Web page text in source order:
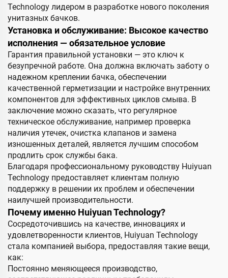
Technology лидером в разработке нового поколения
унитазных бачков.
Установка и обслуживание: Высокое качество
исполнения — обязательное условие
Гарантия правильной установки — это ключ к
безупречной работе. Она должна включать заботу о
надежном креплении бачка, обеспечении
качественной герметизации и настройке внутренних
компонентов для эффективных циклов смыва. В
заключение можно сказать, что регулярное
техническое обслуживание, например проверка
наличия утечек, очистка клапанов и замена
изношенных деталей, является лучшим способом
продлить срок службы бака.
Благодаря профессиональному руководству Huiyuan
Technology предоставляет клиентам полную
поддержку в решении их проблем и обеспечении
наилучшей производительности.
Почему именно Huiyuan Technology?
Сосредоточившись на качестве, инновациях и
удовлетворенности клиентов, Huiyuan Technology
стала компанией выбора, предоставляя такие вещи,
как:
Постоянно меняющееся производство,